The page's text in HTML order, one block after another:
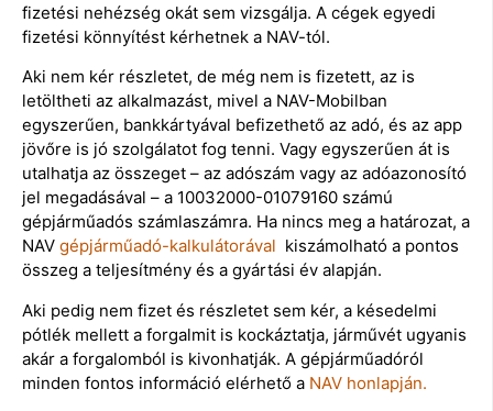
fizetési nehézség okát sem vizsgálja. A cégek egyedi
fizetési könnyítést kérhetnek a NAV-tól.
Aki nem kér részletet, de még nem is fizetett, az is
letöltheti az alkalmazást, mivel a NAV-Mobilban
egyszerűen, bankkártyával befizethető az adó, és az app
jövőre is jó szolgálatot fog tenni. Vagy egyszerűen át is
utalhatja az összeget – az adószám vagy az adóazonosító
jel megadásával – a 10032000-01079160 számú
gépjárműadós számlaszámra. Ha nincs meg a határozat, a
NAV gépjárműadó-kalkulátorával kiszámolható a pontos
összeg a teljesítmény és a gyártási év alapján.
Aki pedig nem fizet és részletet sem kér, a késedelmi
pótlék mellett a forgalmit is kockáztatja, járművét ugyanis
akár a forgalomból is kivonhatják. A gépjárműadóról
minden fontos információ elérhető a NAV honlapján.